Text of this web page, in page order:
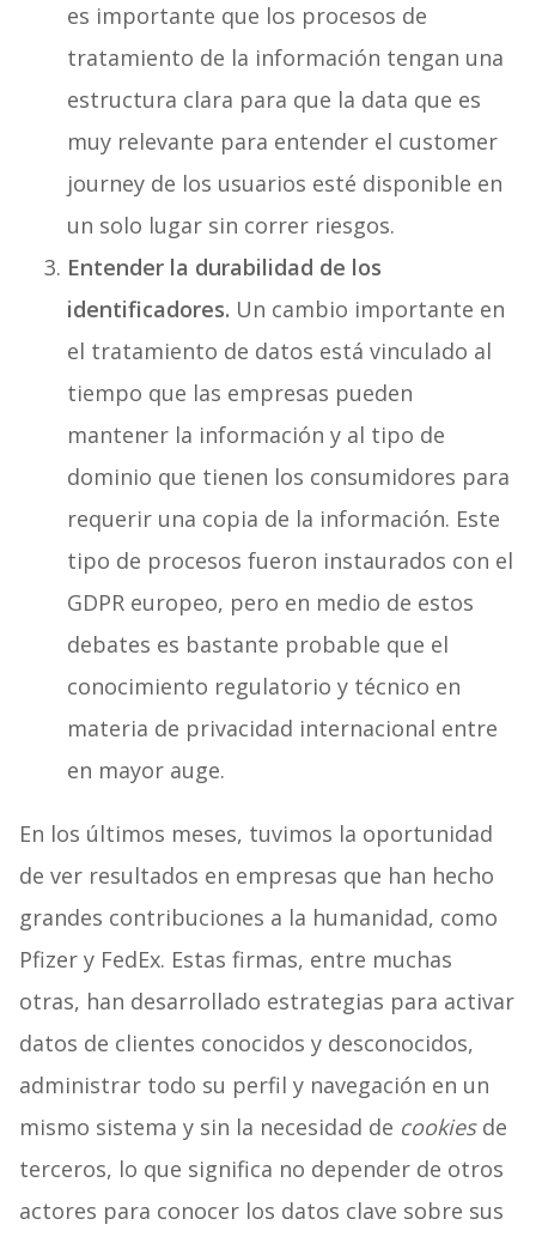
es importante que los procesos de
tratamiento de la información tengan una
estructura clara para que la data que es
muy relevante para entender el customer
journey de los usuarios esté disponible en
un solo lugar sin correr riesgos.
Entender la durabilidad de los
identificadores. Un cambio importante en
el tratamiento de datos está vinculado al
tiempo que las empresas pueden
mantener la información y al tipo de
dominio que tienen los consumidores para
requerir una copia de la información. Este
tipo de procesos fueron instaurados con el
GDPR europeo, pero en medio de estos
debates es bastante probable que el
conocimiento regulatorio y técnico en
materia de privacidad internacional entre
en mayor auge.
En los últimos meses, tuvimos la oportunidad
de ver resultados en empresas que han hecho
grandes contribuciones a la humanidad, como
Pfizer y FedEx. Estas firmas, entre muchas
otras, han desarrollado estrategias para activar
datos de clientes conocidos y desconocidos,
administrar todo su perfil y navegación en un
mismo sistema y sin la necesidad de cookiesde
terceros, lo que significa no depender de otros
actores para conocer los datos clave sobre sus